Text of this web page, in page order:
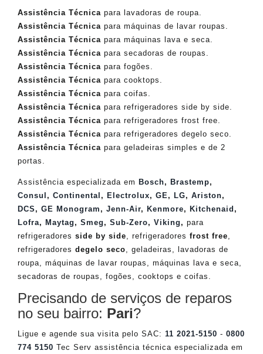
Assistência Técnica para lavadoras de roupa.
Assistência Técnica para máquinas de lavar roupas.
Assistência Técnica para máquinas lava e seca.
Assistência Técnica para secadoras de roupas.
Assistência Técnica para fogões.
Assistência Técnica para cooktops.
Assistência Técnica para coifas.
Assistência Técnica para refrigeradores side by side.
Assistência Técnica para refrigeradores frost free.
Assistência Técnica para refrigeradores degelo seco.
Assistência Técnica para geladeiras simples e de 2
portas.
Assistência especializada em Bosch, Brastemp,
Consul , Continental , Electrolux, GE, LG, Ariston,
DCS , GE Monogram , Jenn-Air, Kenmore, Kitchenaid ,
Lofra, Maytag , Smeg , Sub-Zero, Viking , para
refrigeradores side by side, refrigeradores frost free,
refrigeradores degelo seco, geladeiras, lavadoras de
roupa, máquinas de lavar roupas, máquinas lava e seca,
secadoras de roupas, fogões, cooktops e coifas.
Precisando de serviços de reparos
no seu bairro: Pari?
Ligue e agende sua visita pelo SAC: 11 2021-5150 - 0800
774 5150 Tec Serv assistência técnica especializada em